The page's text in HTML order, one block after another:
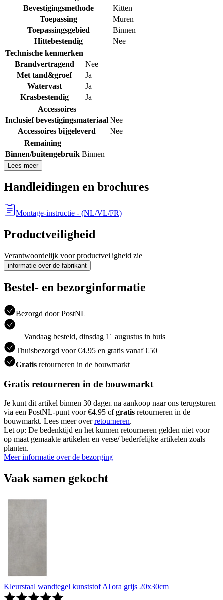
Bevestigingsmethode
Kitten
Toepassing
Muren
Toepassingsgebied
Binnen
Hittebestendig
Nee
Technische kenmerken
Brandvertragend
Nee
Met tand&groef
Ja
Watervast
Ja
Krasbestendig
Ja
Accessoires
Inclusief bevestigingsmateriaal Nee
Accessoires bijgeleverd
Nee
Remaining
Binnen/buitengebruik Binnen
Lees meer
Handleidingen en brochures
Montage-instructie - (NL/VL/FR)
Productveiligheid
Verantwoordelijk voor productveiligheid zie
informatie over de fabrikant
Bestel- en bezorginformatie
Bezorgd door PostNL
Vandaag besteld, dinsdag 11 augustus in huis
Thuisbezorgd voor €4.95 en gratis vanaf €50
Gratis retourneren in de bouwmarkt
Gratis retourneren in de bouwmarkt
Je kunt dit artikel binnen 30 dagen na aankoop naar ons terugsturen
via een PostNL-punt voor €4.95 ofgratis retourneren in de
bouwmarkt. Lees meer overretourneren.
Let op: De bedenktijd en het kunnen retourneren gelden niet voor
op maat gemaakte artikelen en verse/ bederfelijke artikelen zoals
planten.
Meer informatie over de bezorging
Vaak samen gekocht
Kleurstaal wandtegel kunststof Allora grijs 20x30cm